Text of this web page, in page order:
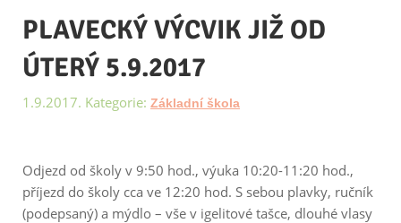
PLAVECKÝ VÝCVIK JIŽ OD
ÚTERÝ 5.9.2017
1.9.2017. Kategorie: Základní škola
Odjezd od školy v 9:50 hod., výuka 10:20-11:20 hod.,
příjezd do školy cca ve 12:20 hod. S sebou plavky, ručník
(podepsaný) a mýdlo – vše v igelitové tašce, dlouhé vlasy